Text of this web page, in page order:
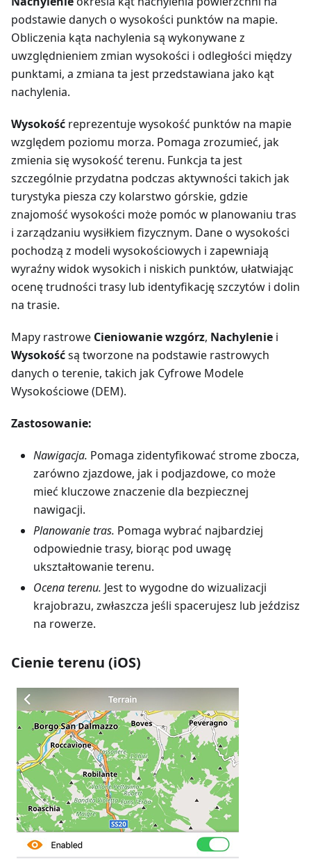
podstawie danych o wysokości punktów na mapie.
Obliczenia kąta nachylenia są wykonywane z
uwzględnieniem zmian wysokości i odległości między
punktami, a zmiana ta jest przedstawiana jako kąt
nachylenia.
Wysokość reprezentuje wysokość punktów na mapie
względem poziomu morza. Pomaga zrozumieć, jak
zmienia się wysokość terenu. Funkcja ta jest
szczególnie przydatna podczas aktywności takich jak
turystyka piesza czy kolarstwo górskie, gdzie
znajomość wysokości może pomóc w planowaniu tras
i zarządzaniu wysiłkiem fizycznym. Dane o wysokości
pochodzą z modeli wysokościowych i zapewniają
wyraźny widok wysokich i niskich punktów, ułatwiając
ocenę trudności trasy lub identyfikację szczytów i dolin
na trasie.
Mapy rastrowe Cieniowanie wzgórz, Nachylenie i
Wysokośćsą tworzone na podstawie rastrowych
danych o terenie, takich jak Cyfrowe Modele
Wysokościowe (DEM).
Zastosowanie:
Nawigacja. Pomaga zidentyfikować strome zbocza,
zarówno zjazdowe, jak i podjazdowe, co może
mieć kluczowe znaczenie dla bezpiecznej
nawigacji.
Planowanie tras. Pomaga wybrać najbardziej
odpowiednie trasy, biorąc pod uwagę
ukształtowanie terenu.
Ocena terenu. Jest to wygodne do wizualizacji
krajobrazu, zwłaszcza jeśli spacerujesz lub jeździsz
na rowerze.
Cienie terenu (iOS)